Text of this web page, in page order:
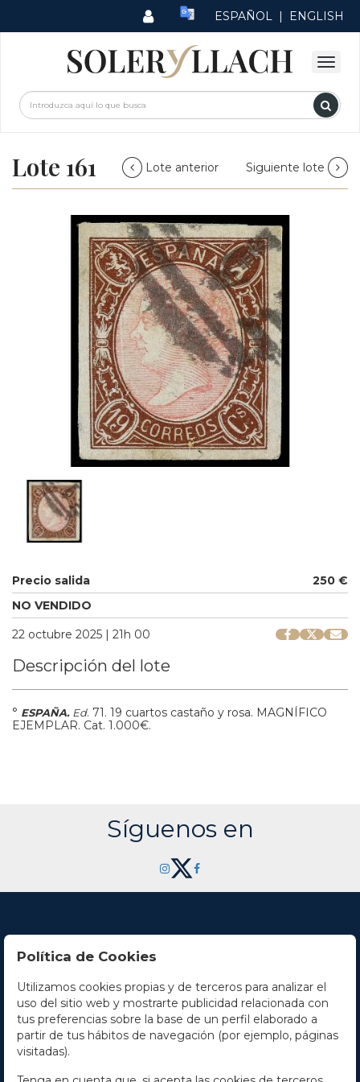
ESPAÑOL | ENGLISH
Lote 161 Lote anterior Siguiente lote
Precio salida
250 €
NO VENDIDO
22 octubre 2025 | 21h 00
Descripción del lote
° ESPAÑA. Ed. 71. 19 cuartos castaño y rosa. MAGNÍFICO
EJEMPLAR. Cat. 1.000€.
Síguenos en
Contacto
Horario
La empresa
Política de Cookies
Utilizamos cookies propias y de terceros para analizar el
uso del sitio web y mostrarte publicidad relacionada con
tus preferencias sobre la base de un perfil elaborado a
partir de tus hábitos de navegación (por ejemplo, páginas
visitadas).